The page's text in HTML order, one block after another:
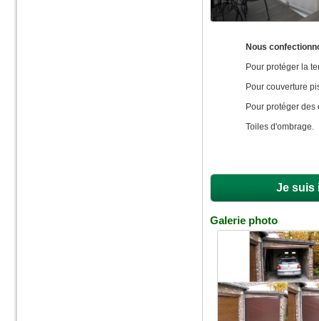
Nous
Pour protéger la
Pour couverture
Pour protéger
Toiles d'ombrage.
Je suis
Galerie photo